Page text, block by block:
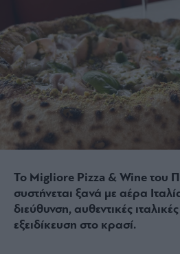
Το Migliore Pizza & Wine του
συστήνεται ξανά με αέρα
διεύθυνση, αυθεντικές
εξειδίκευση στο κρασί.